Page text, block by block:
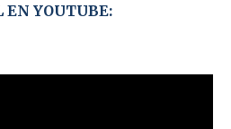
EN YOUTUBE: